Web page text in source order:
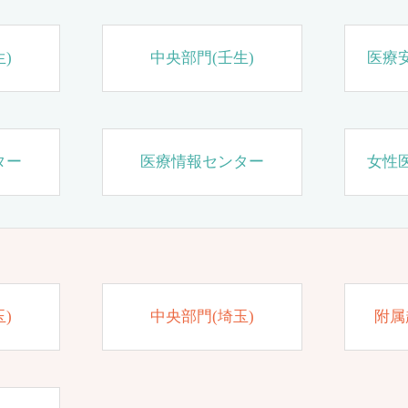
) 中央部門(壬生) 医療
ー 医療情報センター 女性
) 中央部門(埼玉) 附